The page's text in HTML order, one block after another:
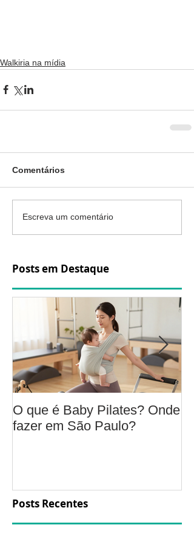
Walkiria na mídia
Comentários
Escreva um comentário
Posts em Destaque
O que é Baby Pilates? Onde
fazer em São Paulo?
Posts Recentes